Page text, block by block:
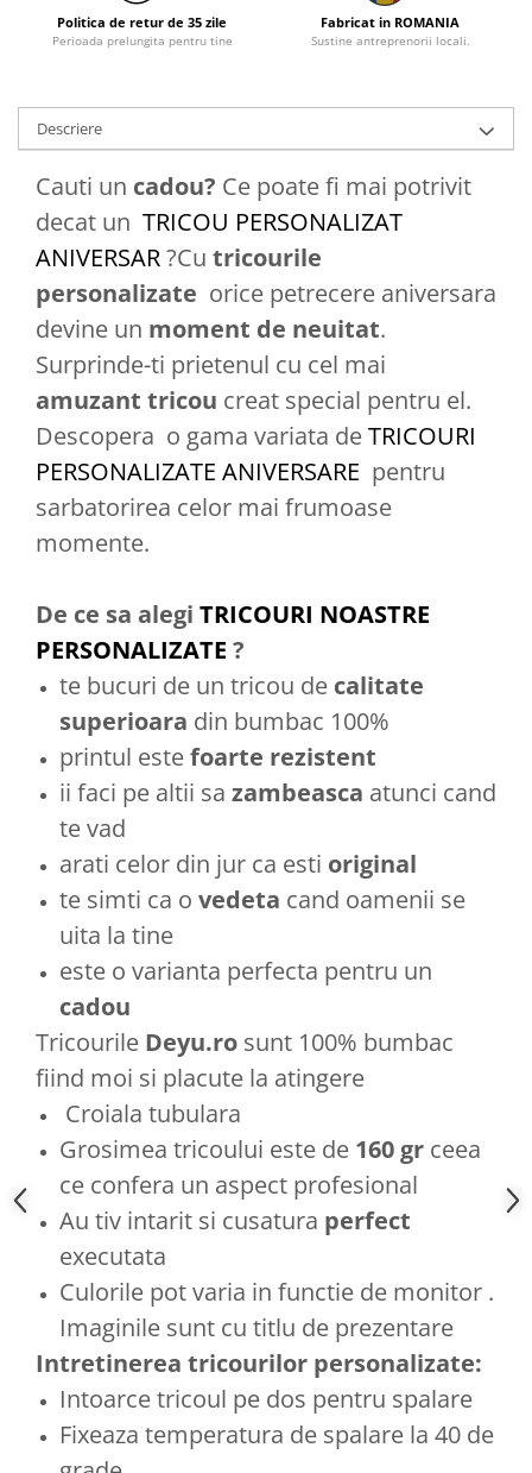
Politica de retur de 35 zile
Perioada prelungita pentru tine
Fabricat in ROMANIA
Sustine antreprenorii locali.
Descriere
Cauti un cadou? Ce poate fi mai potrivit
decat un TRICOU PERSONALIZAT
ANIVERSAR?Cu tricourile
personalizate orice petrecere aniversara
devine un moment de neuitat.
Surprinde-ti prietenul cu cel mai
amuzant tricou creat special pentru el.
Descopera o gama variata deTRICOURI
PERSONALIZATE ANIVERSARE pentru
sarbatorirea celor mai frumoase
momente.
De ce sa alegi TRICOURI NOASTRE
PERSONALIZATE ?
te bucuri de un tricou de calitate
superioara din bumbac 100%
printul estefoarte rezistent
ii faci pe altii sa zambeasca atunci cand
te vad
arati celor din jur ca esti original
te simti ca o vedeta cand oamenii se
uita la tine
este o varianta perfecta pentru un
cadou
Tricourile Deyu.ro sunt 100% bumbac
fiind moi si placute la atingere
Croiala tubulara
Grosimea tricoului este de 160 gr ceea
ce confera un aspect profesional
Au tiv intarit si cusatura perfect
executata
Culorile pot varia in functie de monitor .
Imaginile sunt cu titlu de prezentare
Intretinerea tricourilor personalizate:
Intoarce tricoul pe dos pentru spalare
Fixeaza temperatura de spalare la 40 de